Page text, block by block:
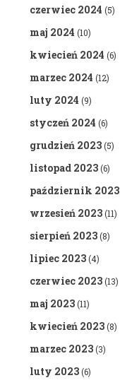
czerwiec 2024 (5)
maj 2024 (10)
kwiecień 2024 (6)
marzec 2024 (12)
luty 2024 (9)
styczeń 2024 (6)
grudzień 2023(5)
listopad 2023(6)
październik 2023
wrzesień 2023(11)
sierpień 2023(8)
lipiec 2023(4)
czerwiec 2023(13)
maj 2023(11)
kwiecień 2023(8)
marzec 2023(3)
luty 2023(6)